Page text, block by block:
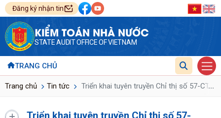
Đăng ký nhận tin
KIỂM TOÁN NHÀ NƯỚC
STATE AUDIT OFFICE OF VIETNAM
TRANG CHỦ
Trang chủ Tin tức Triển khai tuyên truyền Chỉ thị số 57-CT/
...
Triển khai tuyên truyền Chỉ thị số 57-